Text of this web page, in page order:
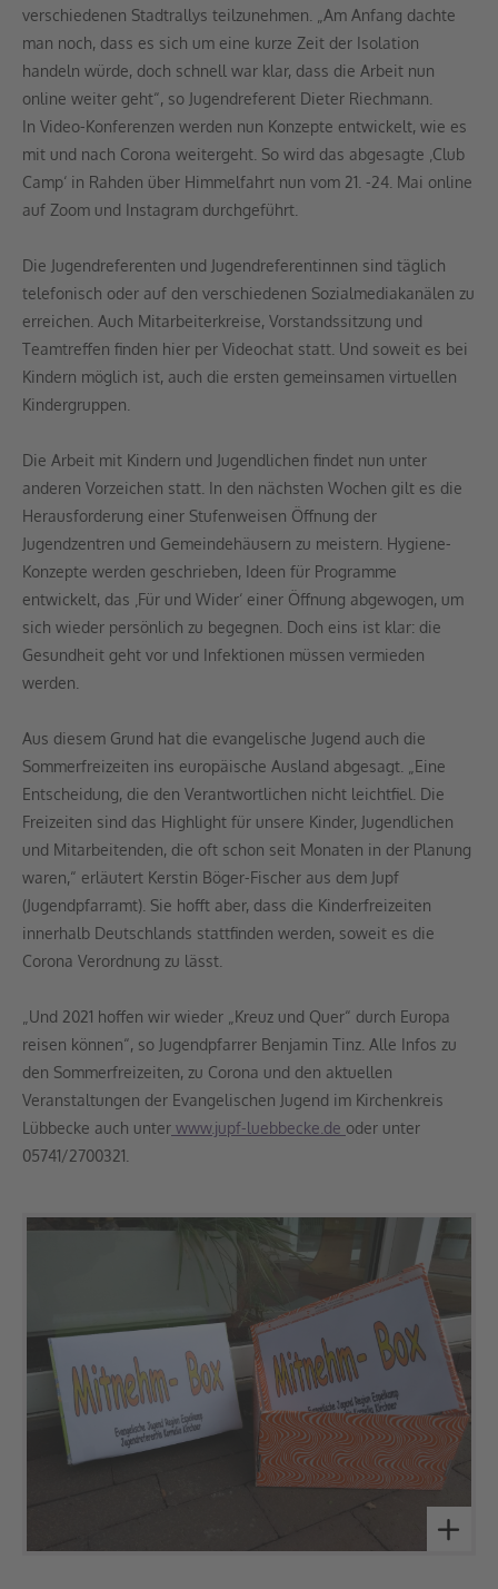
verschiedenen Stadtrallys teilzunehmen. „Am Anfang dachte
man noch, dass es sich um eine kurze Zeit der Isolation
handeln würde, doch schnell war klar, dass die Arbeit nun
online weiter geht“, so Jugendreferent Dieter Riechmann.
In Video-Konferenzen werden nun Konzepte entwickelt, wie es
mit und nach Corona weitergeht. So wird das abgesagte ‚Club
Camp‘ in Rahden über Himmelfahrt nun vom 21. -24. Mai online
auf Zoom und Instagram durchgeführt.
Die Jugendreferenten und Jugendreferentinnen sind täglich
telefonisch oder auf den verschiedenen Sozialmediakanälen zu
erreichen. Auch Mitarbeiterkreise, Vorstandssitzung und
Teamtreffen finden hier per Videochat statt. Und soweit es bei
Kindern möglich ist, auch die ersten gemeinsamen virtuellen
Kindergruppen.
Die Arbeit mit Kindern und Jugendlichen findet nun unter
anderen Vorzeichen statt. In den nächsten Wochen gilt es die
Herausforderung einer Stufenweisen Öffnung der
Jugendzentren und Gemeindehäusern zu meistern. Hygiene-
Konzepte werden geschrieben, Ideen für Programme
entwickelt, das ‚Für und Wider‘ einer Öffnung abgewogen, um
sich wieder persönlich zu begegnen. Doch eins ist klar: die
Gesundheit geht vor und Infektionen müssen vermieden
werden.
Aus diesem Grund hat die evangelische Jugend auch die
Sommerfreizeiten ins europäische Ausland abgesagt. „Eine
Entscheidung, die den Verantwortlichen nicht leichtfiel. Die
Freizeiten sind das Highlight für unsere Kinder, Jugendlichen
und Mitarbeitenden, die oft schon seit Monaten in der Planung
waren,“ erläutert Kerstin Böger-Fischer aus dem Jupf
(Jugendpfarramt). Sie hofft aber, dass die Kinderfreizeiten
innerhalb Deutschlands stattfinden werden, soweit es die
Corona Verordnung zu lässt.
„Und 2021 hoffen wir wieder „Kreuz und Quer“ durch Europa
reisen können“, so Jugendpfarrer Benjamin Tinz. Alle Infos zu
den Sommerfreizeiten, zu Corona und den aktuellen
Veranstaltungen der Evangelischen Jugend im Kirchenkreis
Lübbecke auch unter www.jupf-luebbecke.de oder unter
05741/2700321.